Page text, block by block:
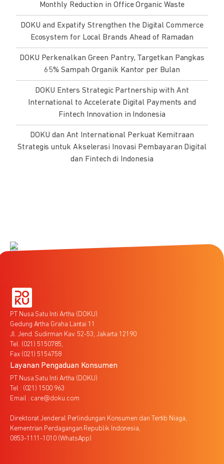
Monthly Reduction in Office Organic Waste
DOKU and Expatify Strengthen the Digital Commerce
Ecosystem for Local Brands Ahead of Ramadan
DOKU Perkenalkan Green Pantry, Targetkan Pangkas
65% Sampah Organik Kantor per Bulan
DOKU Enters Strategic Partnership with Ant
International to Accelerate Digital Payments and
Fintech Innovation in Indonesia
DOKU dan Ant International Perkuat Kemitraan
Strategis untuk Akselerasi Inovasi Pembayaran Digital
dan Fintech di Indonesia
PT Nusa Satu Inti Artha (DOKU)
Gedung Artha Graha Lantai 11
Jl. Jend. Sudirman Kav. 52-53, Jakarta 12190
Tel. (021) 5150785,
Fax (021) 5154758
Layanan Pengaduan Konsumen
PT Nusa Satu Inti Artha (DOKU)
Tel : (021) 1500 963
Email : care@doku.com
Direktorat Jenderal Perlindungan Konsumen dan Tertib Niaga,
Kementrian Perdagangan Republik Indonesia,
0853-1111-1010 (WhatsApp)